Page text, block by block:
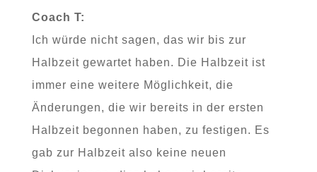
Coach T:
Ich würde nicht sagen, das wir bis zur
Halbzeit gewartet haben. Die Halbzeit ist
immer eine weitere Möglichkeit, die
Änderungen, die wir bereits in der ersten
Halbzeit begonnen haben, zu festigen. Es
gab zur Halbzeit also keine neuen